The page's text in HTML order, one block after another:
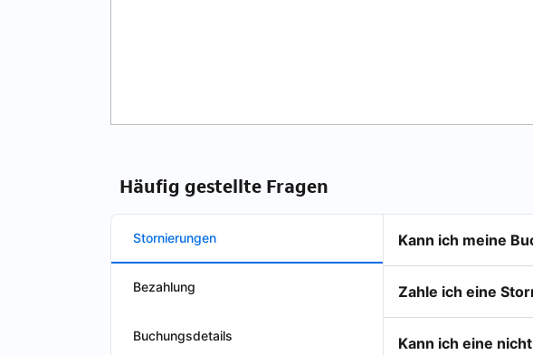
Häufig gestellte Fragen
Stornierungen
Bezahlung
Buchungsdetails
Kann ich meine
Zahle ich eine
Kann ich eine